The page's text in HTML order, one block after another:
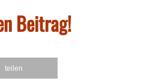
Beitrag!
teilen